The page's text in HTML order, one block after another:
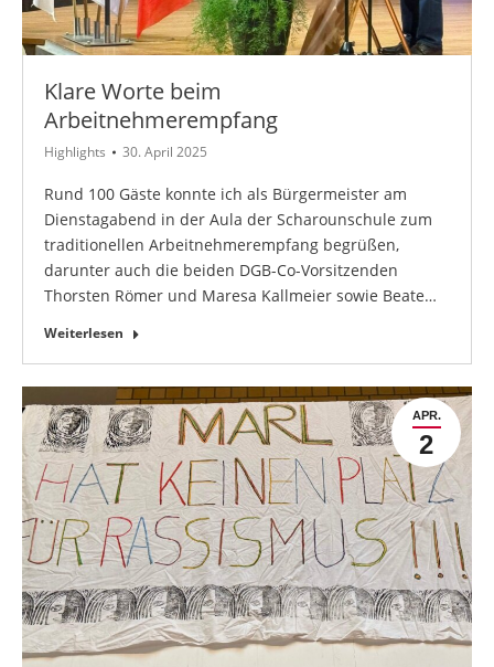
Klare Worte beim
Arbeitnehmerempfang
Highlights 30. April 2025
Rund 100 Gäste konnte ich als Bürgermeister am
Dienstagabend in der Aula der Scharounschule zum
traditionellen Arbeitnehmerempfang begrüßen,
darunter auch die beiden DGB-Co-Vorsitzenden
Thorsten Römer und Maresa Kallmeier sowie Beate…
Weiterlesen
APR.
2